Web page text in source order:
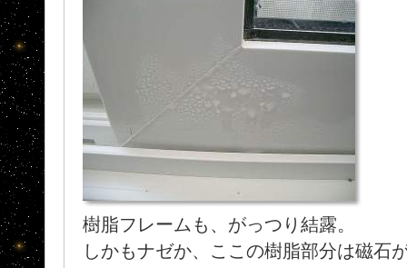
樹脂フレームも、がっつり結露。
しかもナゼか、ここの樹脂部分は磁石